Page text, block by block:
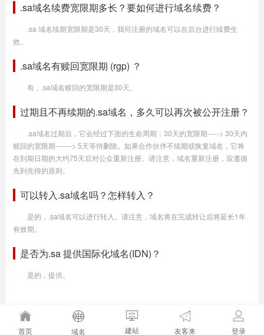
.sa域名续费宽限期多长？要如何进行域名续费？
.sa 域名续期宽限期是30天，我司注册的域名可以在后台进行续费生
效。
.sa域名有赎回宽限期 (rgp) ？
有，.sa域名赎回的宽限期是30天。
过期且不再续期的.sa域名，多久可以再次被公开注册？
.sa域名过期后，它会经过下面的生命周期：30天的宽限期-----> 30天内
赎回的宽限期-------> 5天等待删除。如果合作伙伴不续期或恢复域名，它将
在到期日期的大约75天后对公众重新注册。请注意，域名重新注册，应遵循
先到先得的原则。
可以转入.sa域名吗？怎样转入？
是的，.sa域名可以进行转入。请注意，域名将在完成转让后将延长1年
有效期。
是否为.sa 提供国际化域名(IDN)？
是的，提供。
首页 域名 建站 友客来 登录